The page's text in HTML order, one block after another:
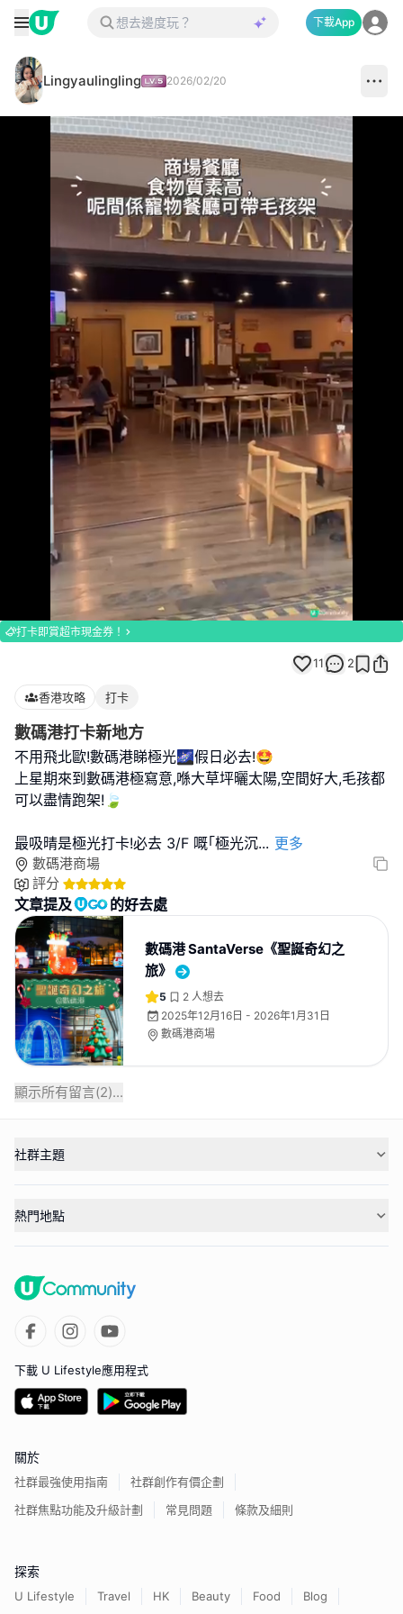
下載App
Lingyaulingling 2026/02/20
Loaded
100.00%
打卡即賞超市現金券！
11 2
香港攻略 打卡
數碼港打卡新地方
不用飛北歐!數碼港睇極光🌌假日必去!🤩
上星期來到數碼港極寫意,喺大草坪曬太陽,空間好大,毛孩都
可以盡情跑架!🍃
最吸晴是極光打卡!必去 3/F 嘅｢極光沉... 更多
數碼港商場
評分
文章提及 的好去處
數碼港 SantaVerse《聖誕奇幻之
旅》
5 2 人想去
2025年12月16日 - 2026年1月31日
數碼港商場
顯示所有留言(2)...
社群主題
熱門地點
下載 U Lifestyle應用程式
關於
社群最強使用指南
社群創作有價企劃
社群焦點功能及升級計劃
常見問題 條款及細則
探索
U Lifestyle Travel HK Beauty Food Blog